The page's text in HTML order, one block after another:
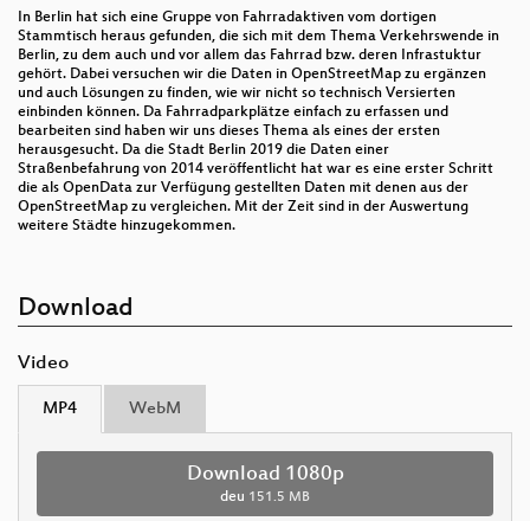
In Berlin hat sich eine Gruppe von Fahrradaktiven vom dortigen
Stammtisch heraus gefunden, die sich mit dem Thema Verkehrswende in
Berlin, zu dem auch und vor allem das Fahrrad bzw. deren Infrastuktur
gehört. Dabei versuchen wir die Daten in OpenStreetMap zu ergänzen
und auch Lösungen zu finden, wie wir nicht so technisch Versierten
einbinden können. Da Fahrradparkplätze einfach zu erfassen und
bearbeiten sind haben wir uns dieses Thema als eines der ersten
herausgesucht. Da die Stadt Berlin 2019 die Daten einer
Straßenbefahrung von 2014 veröffentlicht hat war es eine erster Schritt
die als OpenData zur Verfügung gestellten Daten mit denen aus der
OpenStreetMap zu vergleichen. Mit der Zeit sind in der Auswertung
weitere Städte hinzugekommen.
Download
Video
MP4 WebM
Download 1080p
deu 151.5 MB